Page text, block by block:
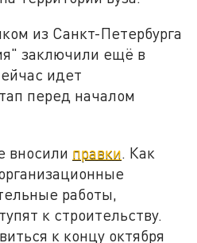
из Санкт-Петербурга
заключили ещё в
идет
перед началом
вносили правки. Как
работы,
к строительству.
к концу октября